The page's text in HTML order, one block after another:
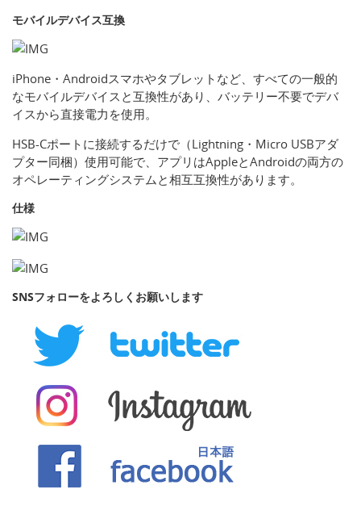
モバイルデバイス互換
iPhone・Androidスマホやタブレットなど、すべての一般的
なモバイルデバイスと互換性があり、バッテリー不要でデバ
イスから直接電力を使用。
HSB-Cポートに接続するだけで（Lightning・Micro USBアダ
プター同梱）使用可能で、アプリはAppleとAndroidの両方の
オペレーティングシステムと相互互換性があります。
仕様
SNSフォローをよろしくお願いします